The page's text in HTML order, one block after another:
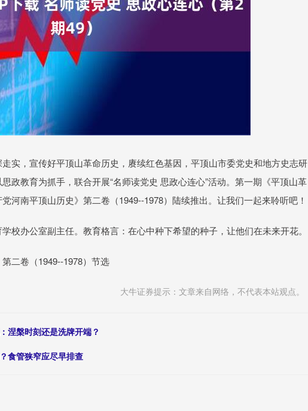
实，宣传好平顶山革命历史，赓续红色基因，平顶山市委党史和地方史志研
政教育为抓手，联合开展“名师读党史 思政心连心”活动。第一期《平顶山革
河南平顶山历史》第二卷（1949--1978）陆续推出。让我们一起来聆听吧！
校办公室副主任。教育格言：在心中种下希望的种子，让他们在未来开花。
二卷（1949--1978）节选
大牛证券提示：文章来自网络，不代表本站观点。
涅槃时刻还是洗牌开端？
食管狭窄应尽早排查